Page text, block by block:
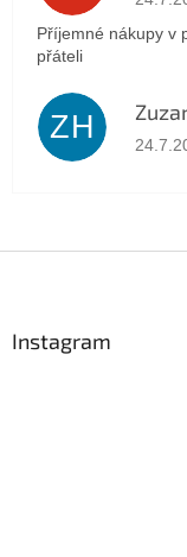
Příjemné nákupy v
přáteli
ZH
Instagram